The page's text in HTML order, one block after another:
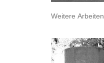
Weitere Arbeiten